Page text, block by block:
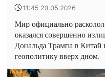
11:45 20.05.2026
Мир официально
оказался совершенно
Дональда Трампа в Китай
геополитику вверх дном.